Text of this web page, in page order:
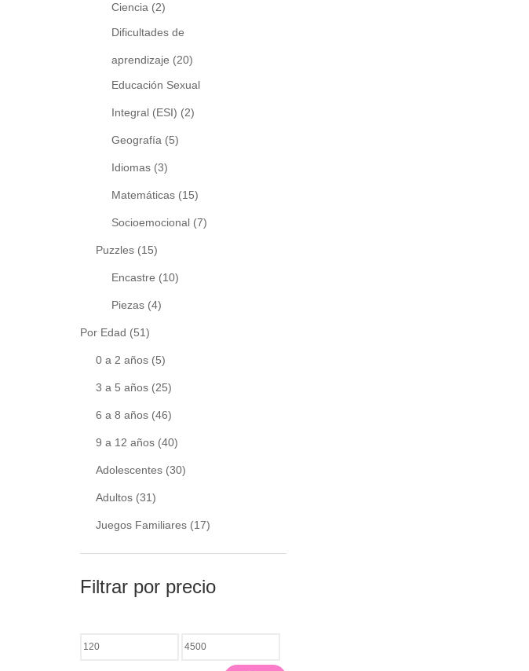
Ciencia (2)
Dificultades de
aprendizaje (20)
Educación Sexual
Integral (ESI) (2)
Geografía (5)
Idiomas (3)
Matemáticas (15)
Socioemocional (7)
Puzzles (15)
Encastre (10)
Piezas (4)
Por Edad (51)
0 a 2 años (5)
3 a 5 años (25)
6 a 8 años (46)
9 a 12 años (40)
Adolescentes (30)
Adultos (31)
Juegos Familiares (17)
Filtrar por precio